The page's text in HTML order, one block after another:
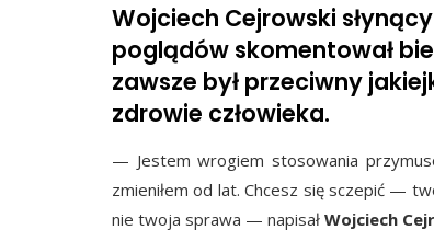
Wojciech Cejrowski
poglądów skomentował
zawsze był przeciwny
zdrowie człowieka.
— Jestem wrogiem stosowania
zmieniłem od lat. Chcesz się sczepić —
nie twoja sprawa — napisał Wojciech